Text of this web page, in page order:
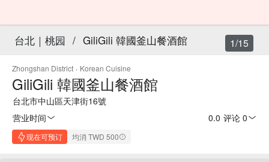
台北｜桃园 / GiliGili 韓國釜山餐酒館
Zhongshan District · Korean Cuisine
GiliGili 韓國釜山餐酒館
台北市中山區天津街16號
营业时间
0.0 评论 0
现在可预订 均消 TWD 500
1/15